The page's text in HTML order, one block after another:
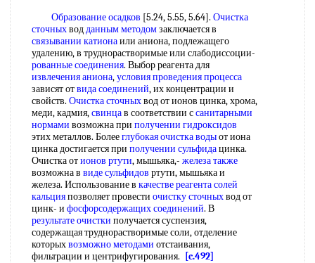
Образование осадков [5.24, 5.55, 5.64]. Очистка
сточныхводданным методомзаключается в
связывании катионаили аниона, подлежащего
удалению, в труднорастворимые или слабодиссоции-
рованные соединения. Выбор реагента для
извлечения аниона,условия проведения процесса
зависят отвида соединений, их концентрации и
свойств. Очистка сточныхвод от ионов цинка, хрома,
меди, кадмия,свинцав соответствии ссанитарными
нормами возможна при получении гидроксидов
этих металлов. Болееглубокая очистка водыот иона
цинка достигается при получении сульфидацинка.
Очистка отионов ртути, мышьяка,- железа также
возможна в виде сульфидов ртути, мышьяка и
железа. Использование в качестве реагентасолей
кальцияпозволяет провести очистку сточныхвод от
цинк- и фосфорсодержащих соединений. В
результате очистки получается суспензия,
содержащая труднорастворимые соли, отделение
которыхвозможно методами отстаивания,
фильтрации и центрифугирования.
[c.492]